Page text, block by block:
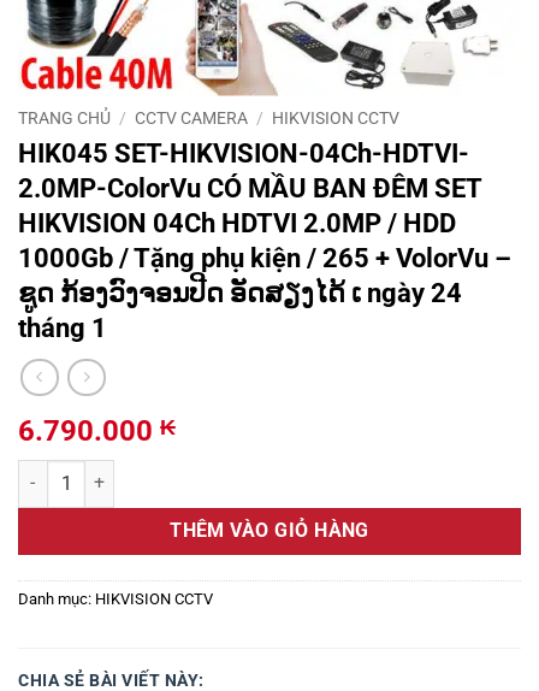
TRANG CHỦ / CCTV CAMERA / HIKVISION CCTV
HIK045 SET-HIKVISION-04Ch-HDTVI-
2.0MP-ColorVu CÓ MẦU BAN ĐÊM SET
HIKVISION 04Ch HDTVI 2.0MP / HDD
1000Gb / Tặng phụ kiện / 265 + VolorVu –
ຊູດ ກ້ອງວົງຈອນປີດ ອັດສຽງໄດ້ ເ ngày 24
tháng 1
6.790.000 ₭
HIK045 SET-HIKVISION-04Ch-HDTVI-2.0MP-ColorVu CÓ MẦU
THÊM VÀO GIỎ HÀNG
Danh mục: HIKVISION CCTV
CHIA SẺ BÀI VIẾT NÀY: